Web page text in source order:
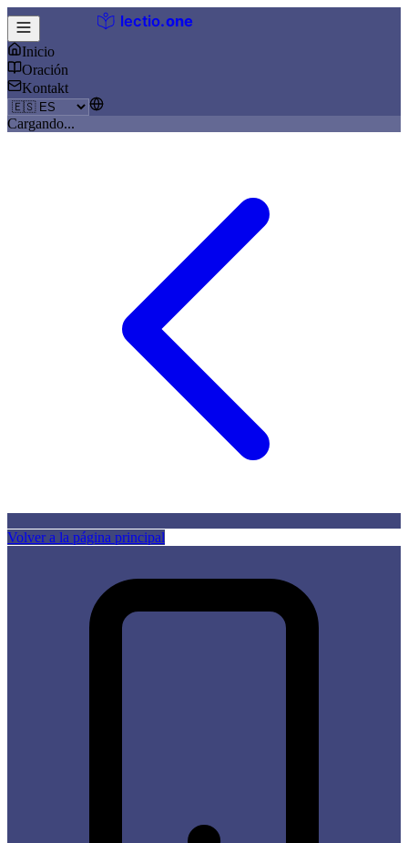
lectio.one
Inicio
Oración
Kontakt
Cargando...
Volver a la página principal